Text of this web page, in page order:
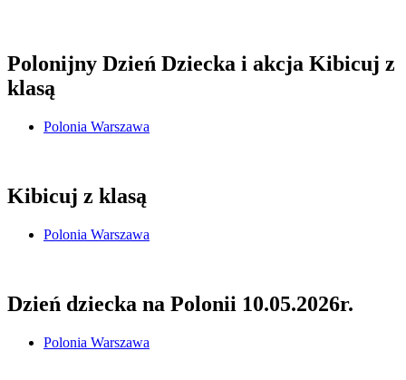
Polonijny Dzień Dziecka i akcja Kibicuj z
klasą
Polonia Warszawa
Kibicuj z klasą
Polonia Warszawa
Dzień dziecka na Polonii 10.05.2026r.
Polonia Warszawa